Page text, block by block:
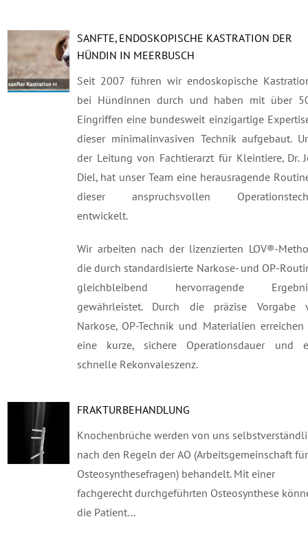
SANFTE, ENDOSKOPISCHE KASTRATION DER
HÜNDIN IN MEERBUSCH
Seit 2007 führen wir endoskopische
bei Hündinnen durch und haben mit über
Eingriffen eine bundesweit einzigartige
dieser minimalinvasiven Technik aufgebaut.
der Leitung von Fachtierarzt für Kleintiere, Dr.
Diel, hat unser Team eine herausragende
dieser anspruchsvollen
entwickelt.
Wir arbeiten nach der lizenzierten LOV®-
die durch standardisierte Narkose- und OP-
gleichbleibend hervorragende
gewährleistet. Durch die präzise Vorgabe
Narkose, OP-Technik und Materialien
eine kurze, sichere Operationsdauer und
schnelle Rekonvaleszenz.
FRAKTURBEHANDLUNG
Knochenbrüche werden von uns
nach den Regeln der AO (Arbeitsgemeinschaft für
Osteosynthesefragen) behandelt. Mit einer
fachgerecht durchgeführten Osteosynthese
die Patient...